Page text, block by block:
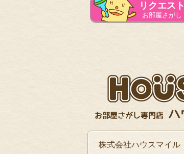
リクエスト
お部屋さがし
株式会社ハウスマイル